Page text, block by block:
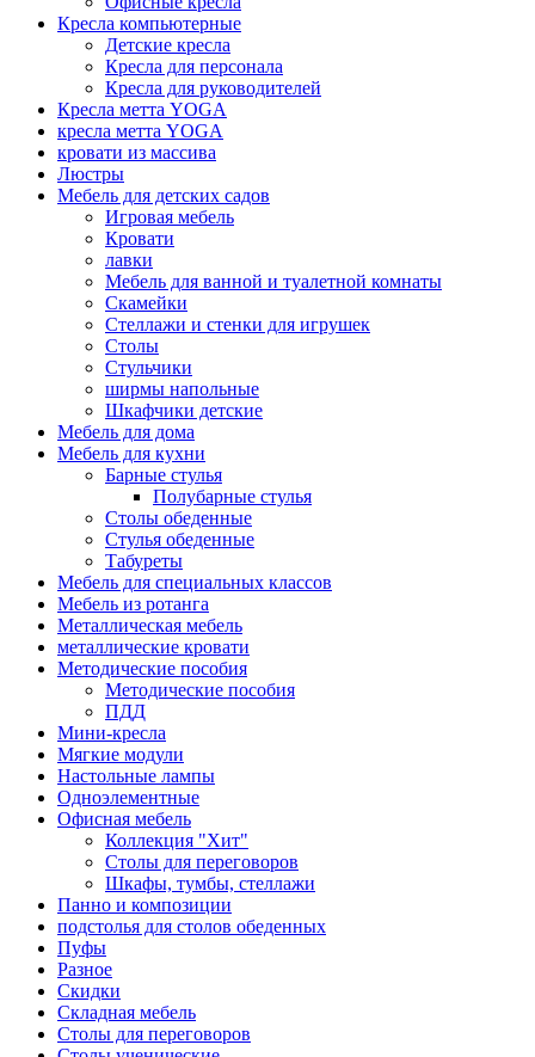
Кресла компьютерные
Детские кресла
Кресла для персонала
Кресла для руководителей
Кресла метта YOGA
кресла метта YOGA
кровати из массива
Люстры
Мебель для детских садов
Игровая мебель
Кровати
лавки
Мебель для ванной и туалетной комнаты
Скамейки
Стеллажи и стенки для игрушек
Столы
Стульчики
ширмы напольные
Шкафчики детские
Мебель для дома
Мебель для кухни
Барные стулья
Полубарные стулья
Столы обеденные
Стулья обеденные
Табуреты
Мебель для специальных классов
Мебель из ротанга
Металлическая мебель
металлические кровати
Методические пособия
Методические пособия
ПДД
Мини-кресла
Мягкие модули
Настольные лампы
Одноэлементные
Офисная мебель
Коллекция "Хит"
Столы для переговоров
Шкафы, тумбы, стеллажи
Панно и композиции
подстолья для столов обеденных
Пуфы
Разное
Скидки
Складная мебель
Столы для переговоров